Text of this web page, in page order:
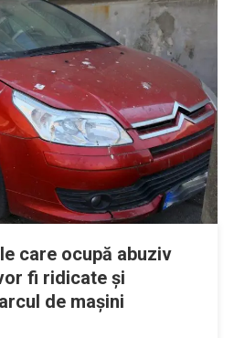
care ocupă abuziv
fi ridicate și
de mașini